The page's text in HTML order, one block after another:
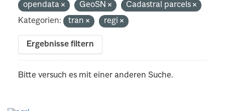
opendata
GeoSN
Cadastral parcels
Kategorien:
tran regi
Ergebnisse filtern
Bitte versuch es mit einer anderen Suche.